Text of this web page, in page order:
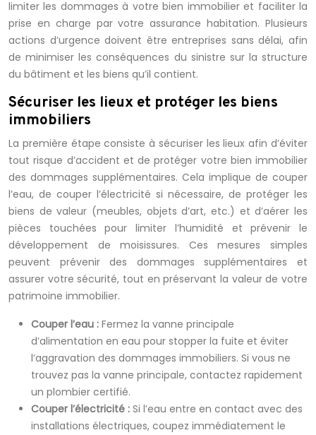
limiter les dommages à votre bien immobilier et faciliter la
prise en charge par votre assurance habitation. Plusieurs
actions d’urgence doivent être entreprises sans délai, afin
de minimiser les conséquences du sinistre sur la structure
du bâtiment et les biens qu’il contient.
Sécuriser les lieux et protéger les biens
immobiliers
La première étape consiste à sécuriser les lieux afin d’éviter
tout risque d’accident et de protéger votre bien immobilier
des dommages supplémentaires. Cela implique de couper
l’eau, de couper l’électricité si nécessaire, de protéger les
biens de valeur (meubles, objets d’art, etc.) et d’aérer les
pièces touchées pour limiter l’humidité et prévenir le
développement de moisissures. Ces mesures simples
peuvent prévenir des dommages supplémentaires et
assurer votre sécurité, tout en préservant la valeur de votre
patrimoine immobilier.
Couper l’eau : Fermez la vanne principale
d’alimentation en eau pour stopper la fuite et éviter
l’aggravation des dommages immobiliers. Si vous ne
trouvez pas la vanne principale, contactez rapidement
un plombier certifié.
Couper l’électricité : Si l’eau entre en contact avec des
installations électriques, coupez immédiatement le